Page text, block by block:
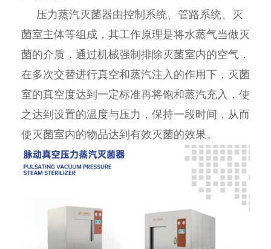
压力蒸汽灭菌器由控制系统、管路系统、灭
菌室主体等组成，其工作原理是将水蒸气当做灭
菌的介质，通过机械强制排除灭菌室内的空气，
在多次交替进行真空和蒸汽注入的作用下，灭菌
室的真空度达到一定标准再将饱和蒸汽充入，使
之达到设置的温度与压力，保持一段时间，从而
使灭菌室内的物品达到有效灭菌的效果。